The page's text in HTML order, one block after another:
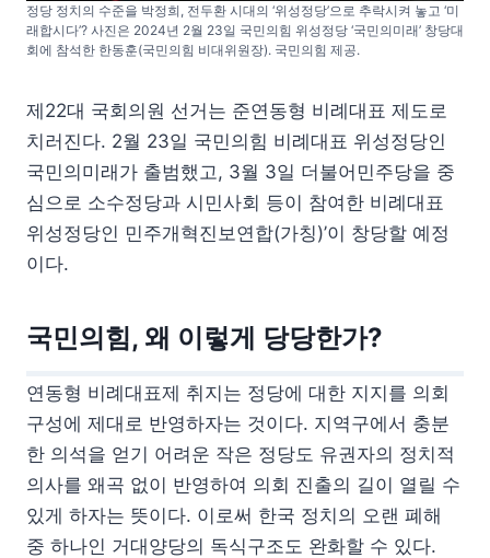
정당 정치의 수준을 박정희, 전두환 시대의 ‘위성정당’으로 추락시켜 놓고 ‘미
래합시다’? 사진은 2024년 2월 23일 국민의힘 위성정당 ‘국민의미래’ 창당대
회에 참석한 한동훈(국민의힘 비대위원장). 국민의힘 제공.
제22대 국회의원 선거는 준연동형 비례대표 제도로
치러진다. 2월 23일 국민의힘 비례대표 위성정당인
국민의미래가 출범했고, 3월 3일 더불어민주당을 중
심으로 소수정당과 시민사회 등이 참여한 비례대표
위성정당인 민주개혁진보연합(가칭)’이 창당할 예정
이다.
국민의힘, 왜 이렇게 당당한가?
연동형 비례대표제 취지는 정당에 대한 지지를 의회
구성에 제대로 반영하자는 것이다. 지역구에서 충분
한 의석을 얻기 어려운 작은 정당도 유권자의 정치적
의사를 왜곡 없이 반영하여 의회 진출의 길이 열릴 수
있게 하자는 뜻이다. 이로써 한국 정치의 오랜 폐해
중 하나인 거대양당의 독식구조도 완화할 수 있다.